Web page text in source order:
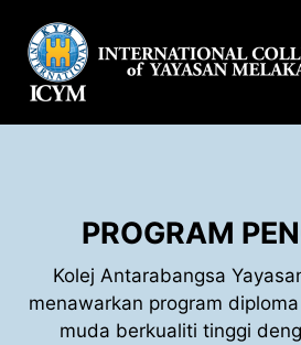
content
PROGRAM
Kolej Antarabangsa
menawarkan program
muda berkualiti tinggi